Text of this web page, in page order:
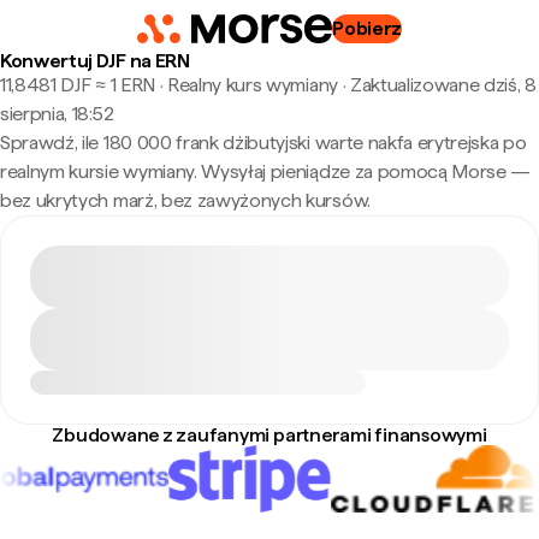
Pobierz
Konwertuj DJF na ERN
11,8481 DJF ≈ 1 ERN · Realny kurs wymiany· Zaktualizowane dziś, 8
sierpnia, 18:52
Sprawdź, ile 180 000 frank dżibutyjski warte nakfa erytrejska po
realnym kursie wymiany. Wysyłaj pieniądze za pomocą Morse —
bez ukrytych marż, bez zawyżonych kursów.
Zbudowane z zaufanymi partnerami finansowymi